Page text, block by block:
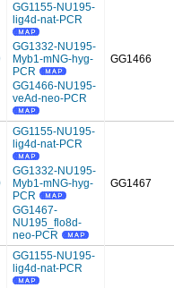
GG1155-NU195-
lig4d-nat-PCR
GG1332-NU195-
Myb1-mNG-hyg-
PCR
GG1466-NU195-
veAd-neo-PCR
GG1466
GG1155-NU195-
lig4d-nat-PCR
GG1332-NU195-
Myb1-mNG-hyg-
PCR
GG1467-
NU195_flo8d-
neo-PCR
GG1467
GG1155-NU195-
lig4d-nat-PCR